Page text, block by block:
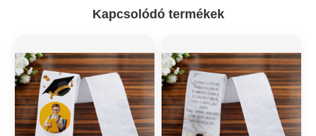
Kapcsolódó termékek